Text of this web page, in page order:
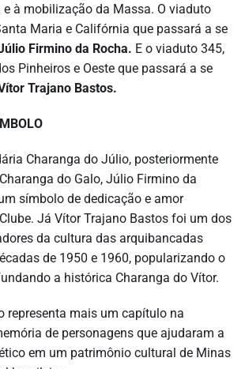
à mobilização da Massa. O viaduto
Maria e Califórnia que passará a se
Firmino da Rocha. E o viaduto 345,
Pinheiros e Oeste que passará a se
Trajano Bastos.
Charanga do Júlio, posteriormente
do Galo, Júlio Firmino da
símbolo de dedicação e amor
Já Vítor Trajano Bastos foi um dos
da cultura das arquibancadas
de 1950 e 1960, popularizando o
a histórica Charanga do Vítor.
representa mais um capítulo na
de personagens que ajudaram a
em um patrimônio cultural de Minas